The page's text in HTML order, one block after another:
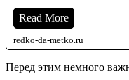
Read More
redko-da-metko.ru
Перед этим немного